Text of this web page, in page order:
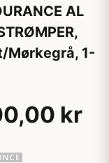
AL
Mørkegrå, 1-
kr